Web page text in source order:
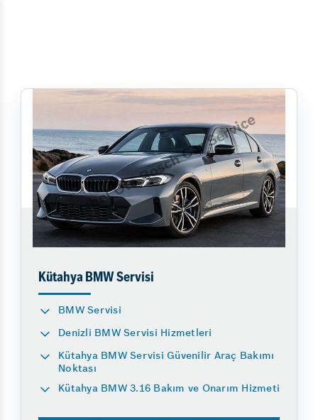
Kütahya BMW Servisi
BMW Servisi
Denizli BMW Servisi Hizmetleri
Kütahya BMW Servisi Güvenilir Araç Bakımı
Noktası
Kütahya BMW 3.16 Bakım ve Onarım Hizmeti